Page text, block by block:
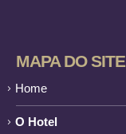
MAPA DO SITE
Home
O Hotel